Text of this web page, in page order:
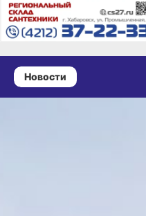
Новости